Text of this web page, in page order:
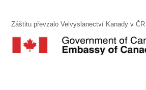
Záštitu převzalo Velvyslanectví Kanady v ČR